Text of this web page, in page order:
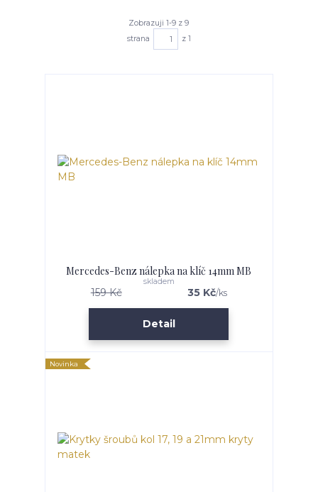
Zobrazuji 1-9 z 9
strana
z 1
Mercedes-Benz nálepka na klíč 14mm MB
159 Kč 35 Kč/ks
skladem
Detail
Novinka